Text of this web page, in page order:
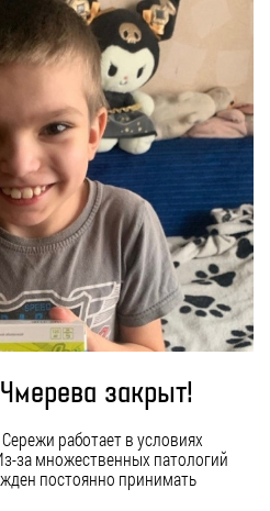
закрыт!
работает в условиях
за множественных патологий
постоянно принимать